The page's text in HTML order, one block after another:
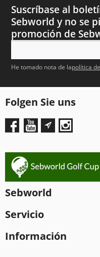
Suscríbase al
Sebworld y no se
promoción de
He tomado nota de lapolítica
Folgen Sie uns
Sebworld
Servicio
Información